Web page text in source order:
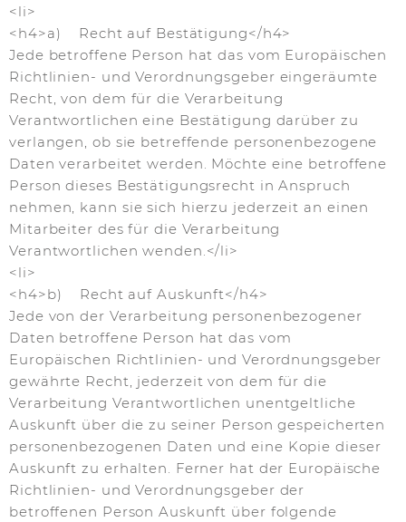
<li>
<h4>a) Recht auf Bestätigung</h4>
Jede betroffene Person hat das vom Europäischen
Richtlinien- und Verordnungsgeber eingeräumte
Recht, von dem für die Verarbeitung
Verantwortlichen eine Bestätigung darüber zu
verlangen, ob sie betreffende personenbezogene
Daten verarbeitet werden. Möchte eine betroffene
Person dieses Bestätigungsrecht in Anspruch
nehmen, kann sie sich hierzu jederzeit an einen
Mitarbeiter des für die Verarbeitung
Verantwortlichen wenden.</li>
<li>
<h4>b) Recht auf Auskunft</h4>
Jede von der Verarbeitung personenbezogener
Daten betroffene Person hat das vom
Europäischen Richtlinien- und Verordnungsgeber
gewährte Recht, jederzeit von dem für die
Verarbeitung Verantwortlichen unentgeltliche
Auskunft über die zu seiner Person gespeicherten
personenbezogenen Daten und eine Kopie dieser
Auskunft zu erhalten. Ferner hat der Europäische
Richtlinien- und Verordnungsgeber der
betroffenen Person Auskunft über folgende